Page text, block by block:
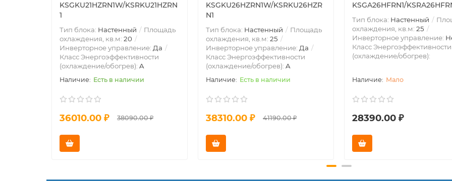
KSGKU21HZRN1W/KSRKU21HZRN
1
Тип блока: Настенный
Площадь
охлаждения, кв.м: 20
Инверторное управление: Да
Класс Энергоэффективности
(охлаждение/обогрев): A
Есть в наличии
36010.00 ₽ 38090.00 ₽
KSGKU26HZRN1W/KSRKU26HZR
N1
Тип блока: Настенный
Площадь
охлаждения, кв.м: 25
Инверторное управление: Да
Класс Энергоэффективности
(охлаждение/обогрев): A
Есть в наличии
38310.00 ₽ 41190.00 ₽
KSGA26HFRN1/
Тип блока: Настенный
охлаждения, кв.м: 25
Инверторное управление:
Класс Энергоэффективности
(охлаждение/обогрев):
Мало
28390.00 ₽